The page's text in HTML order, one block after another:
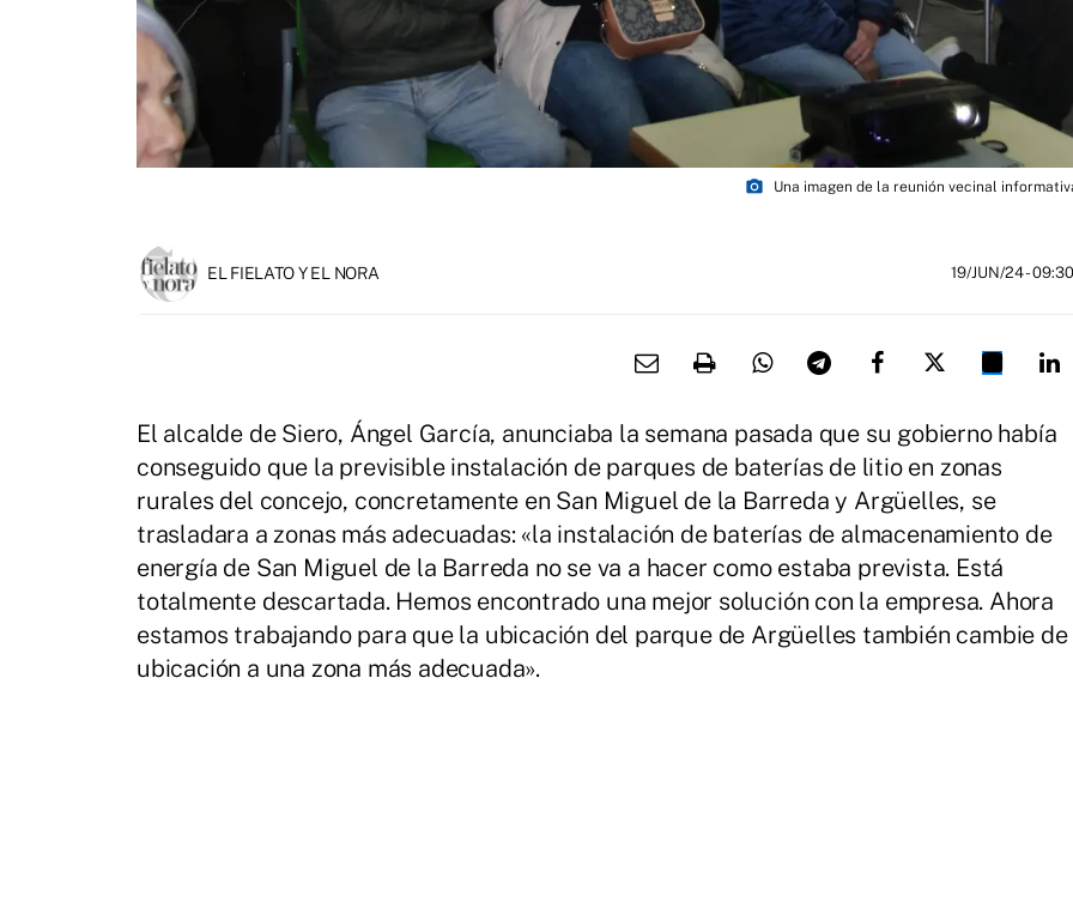
photo_camera Una imagen de la reunión vecinal
EL FIELATO Y EL NORA 19/JUN/24- 09:30
El alcalde de Siero, Ángel García, anunciaba la semana pasada que su gobierno había
conseguido que la previsible instalación de parques de baterías de litio en zonas
rurales del concejo, concretamente en San Miguel de la Barreda y Argüelles, se
trasladara a zonas más adecuadas: «la instalación de baterías de almacenamiento de
energía de San Miguel de la Barreda no se va a hacer como estaba prevista. Está
totalmente descartada. Hemos encontrado una mejor solución con la empresa. Ahora
estamos trabajando para que la ubicación del parque de Argüelles también cambie de
ubicación a una zona más adecuada».